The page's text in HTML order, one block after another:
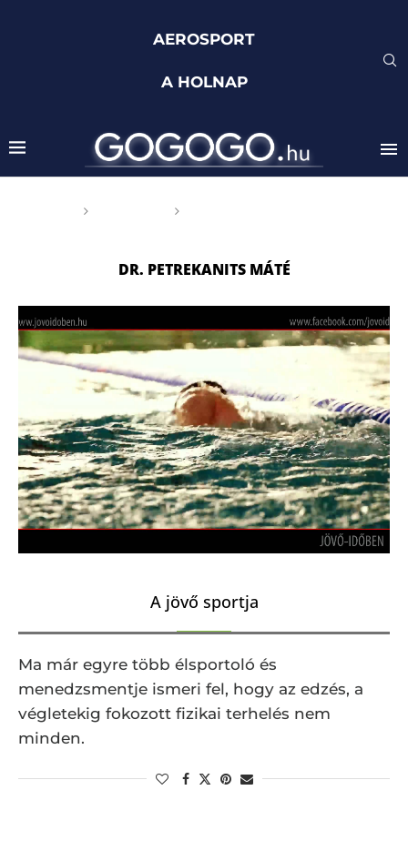
AEROSPORT
A HOLNAP
DR. PETREKANITS MÁTÉ
A jövő sportja
Ma már egyre több élsportoló és
menedzsmentje ismeri fel, hogy az edzés, a
végletekig fokozott fizikai terhelés nem
minden.